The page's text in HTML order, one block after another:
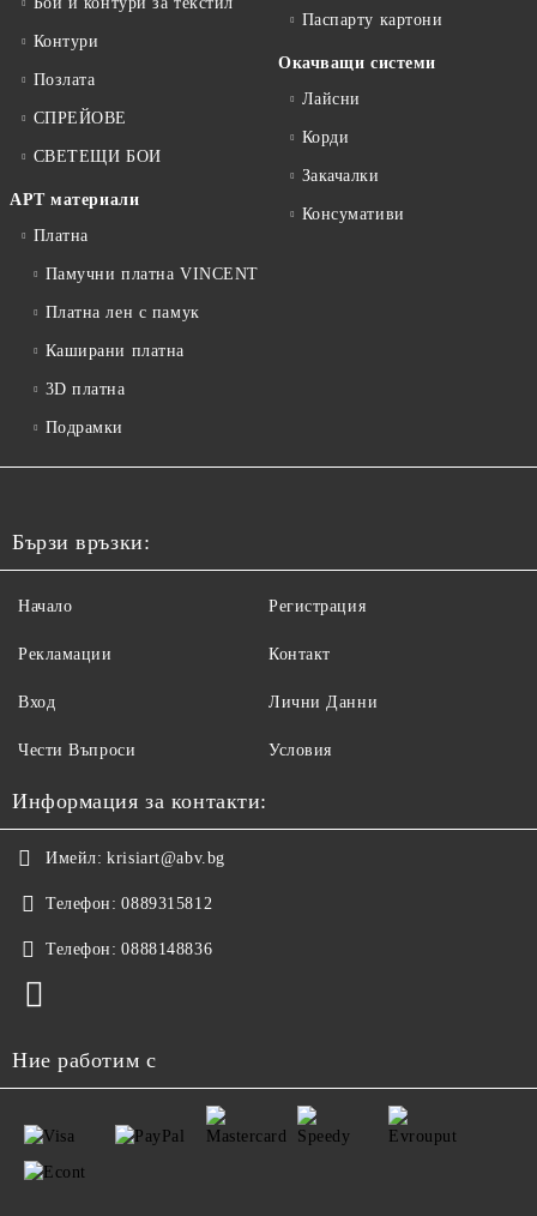
Контури
Позлата
СПРЕЙОВЕ
СВЕТЕЩИ БОИ
АРТ материали
Платна
Памучни платна VINCENT
Платна лен с памук
Каширани платна
3D платна
Подрамки
Паспарту картони
Окачващи системи
Лайсни
Корди
Закачалки
Консумативи
Бързи връзки:
Начало
Рекламации
Вход
Чести Въпроси
Регистрация
Контакт
Лични Данни
Условия
Информация за контакти:
Имейл: krisiart@abv.bg
Телефон: 0889315812
Телефон: 0888148836
Ние работим с